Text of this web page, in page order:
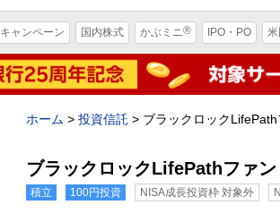
キャンペーン 国内株式 かぶミニ® IPO・PO
ホーム > 投資信託 > ブラックロック
ブラックロックLifePathファン
積立 100円投資 NISA成長投資枠 対象外